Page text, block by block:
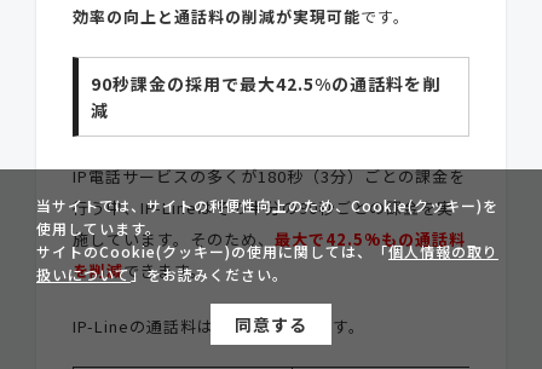
効率の向上と通話料の削減が実現可能です。
90秒課金の採用で最大42.5%の通話料を削
減
IP電話サービスの多くが180秒（3分）ごとの課金を
行う中、IP-Lineはその半分の90秒ごとの課金を実
施しています。そのため、 最大で42.5%もの通話料
を削減できます。
IP-Lineの通話料は以下のとおりです。
当サイトでは、サイトの利便性向上のため、Cookie(クッキー)を
使用しています。
サイトのCookie(クッキー)の使用に関しては、「個人情報の取り
扱いについて」をお読みください。
同意する